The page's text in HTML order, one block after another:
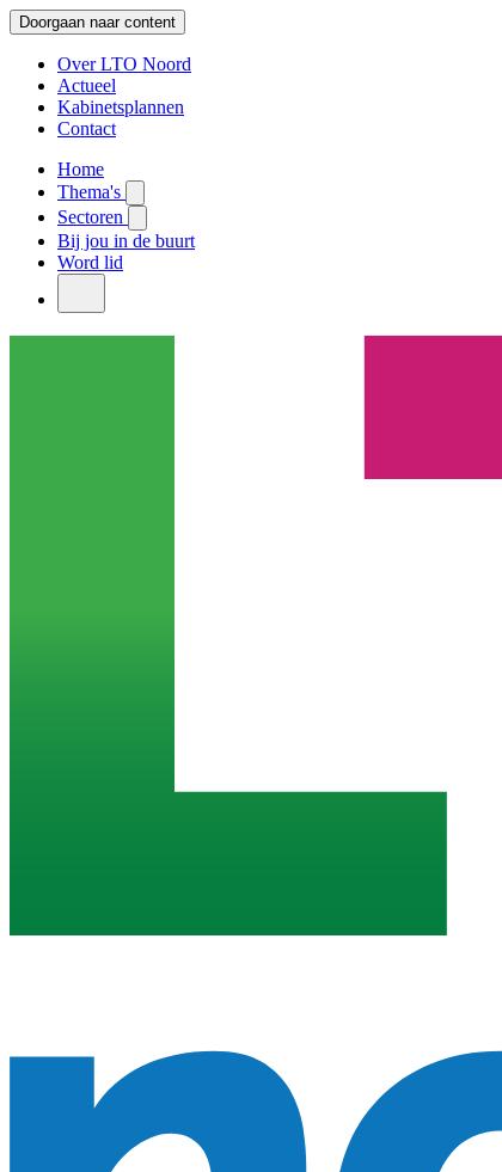
Doorgaan naar content
Over LTO Noord
Actueel
Kabinetsplannen
Contact
Home
Thema's
Sectoren
Bij jou in de buurt
Word lid